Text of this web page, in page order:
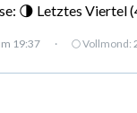
🌗 Letztes Viertel
19:37 · 🌕 Vollmond: